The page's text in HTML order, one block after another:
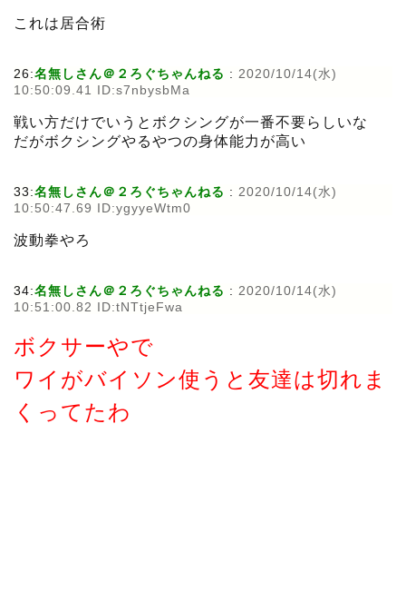
これは居合術
26:名無しさん＠２ろぐちゃんねる : 2020/10/14(水)
10:50:09.41 ID:s7nbysbMa
戦い方だけでいうとボクシングが一番不要らしいな
だがボクシングやるやつの身体能力が高い
33:名無しさん＠２ろぐちゃんねる : 2020/10/14(水)
10:50:47.69 ID:ygyyeWtm0
波動拳やろ
34:名無しさん＠２ろぐちゃんねる : 2020/10/14(水)
10:51:00.82 ID:tNTtjeFwa
ボクサーやで
ワイがバイソン使うと友達は切れま
くってたわ